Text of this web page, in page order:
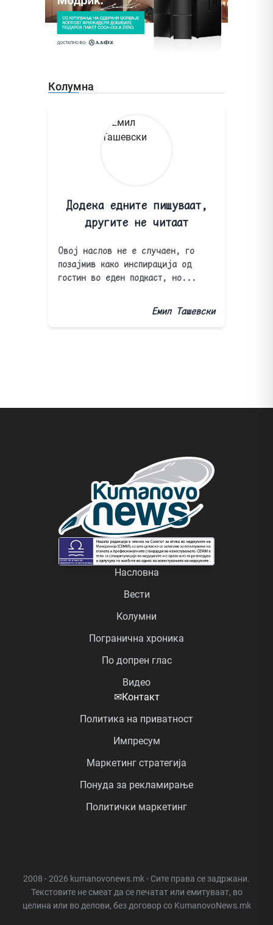
Колумна
Додека едните пишуваат,
другите не читаат
Овој наслов не е случаен, го
позајмив како инспирација од
гостин во еден подкаст, но...
Емил Ташевски
Насловна
Вести
Колумни
Погранична хроника
По допрен глас
Видео
✉Контакт
Политика на приватност
Импресум
Маркетинг стратегија
Понуда за рекламирање
Политички маркетинг
2008 - 2026 kumanovonews.mk - Сите права се задржани.
Текстовите не смеат да се печатат или емитуваат, во
целина или во делови, без договор со KumanovoNews.mk